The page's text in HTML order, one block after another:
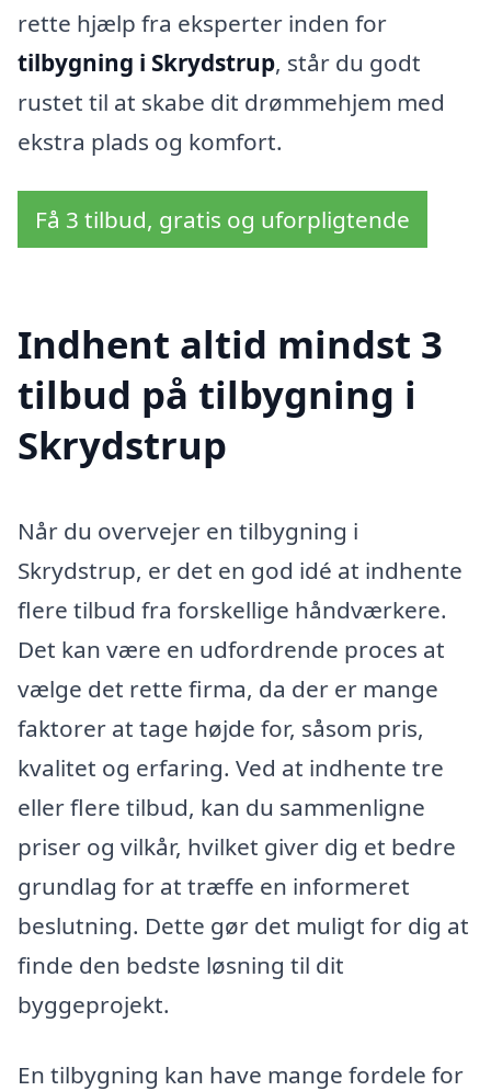
rette hjælp fra eksperter inden for
tilbygning i Skrydstrup, står du godt
rustet til at skabe dit drømmehjem med
ekstra plads og komfort.
Få 3 tilbud, gratis og uforpligtende
Indhent altid mindst 3
tilbud på tilbygning i
Skrydstrup
Når du overvejer en tilbygning i
Skrydstrup, er det en god idé at indhente
flere tilbud fra forskellige håndværkere.
Det kan være en udfordrende proces at
vælge det rette firma, da der er mange
faktorer at tage højde for, såsom pris,
kvalitet og erfaring. Ved at indhente tre
eller flere tilbud, kan du sammenligne
priser og vilkår, hvilket giver dig et bedre
grundlag for at træffe en informeret
beslutning. Dette gør det muligt for dig at
finde den bedste løsning til dit
byggeprojekt.
En tilbygning kan have mange fordele for